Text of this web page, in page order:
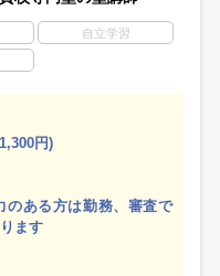
自立学習
円)
ある方は勤務、審査で
ます